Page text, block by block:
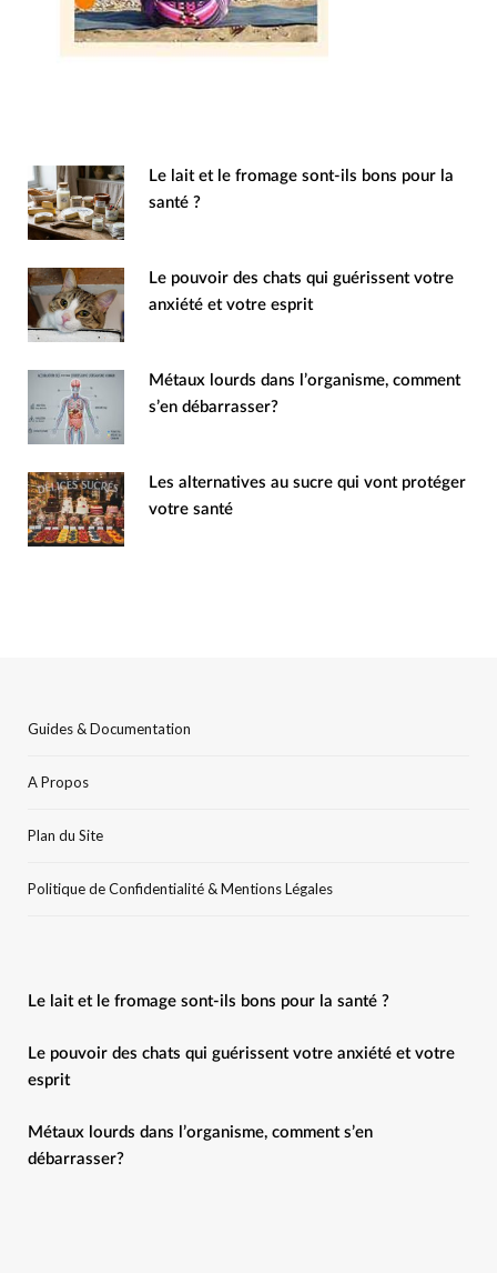
Le lait et le fromage sont-ils bons pour la
santé ?
Le pouvoir des chats qui guérissent votre
anxiété et votre esprit
Métaux lourds dans l’organisme, comment
s’en débarrasser?
Les alternatives au sucre qui vont protéger
votre santé
Guides & Documentation
A Propos
Plan du Site
Politique de Confidentialité & Mentions Légales
Le lait et le fromage sont-ils bons pour la santé ?
Le pouvoir des chats qui guérissent votre anxiété et votre
esprit
Métaux lourds dans l’organisme, comment s’en
débarrasser?